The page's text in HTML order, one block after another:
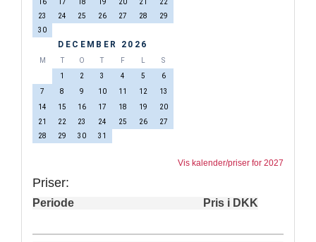
16 17 18 19 20 21
22
23
24 25 26 27 28
29
30
DECEMBER 2026
M T O T F L
S
1
2 3 4 5
6
7
8 9 10 11 12
13
14
15 16 17 18 19
20
21
22 23 24 25 26
27
28
29 30 31
Vis kalender/priser for 2027
Priser:
Periode Pris i DKK